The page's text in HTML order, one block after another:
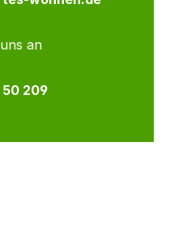
an
50 209